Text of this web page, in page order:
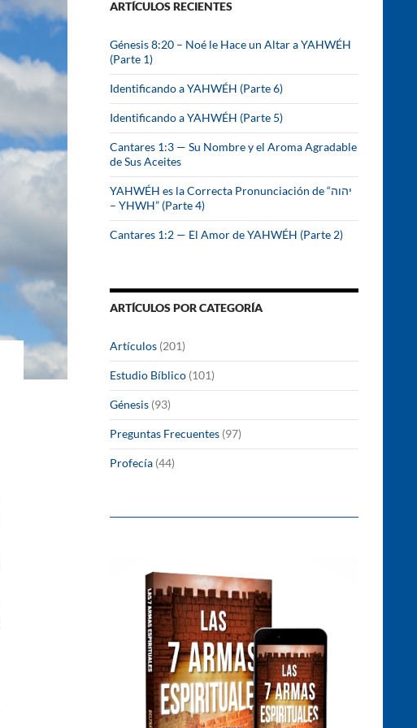
r
ARTÍCULOS RECIENTES
Génesis 8:20 – Noé le Hace un Altar a YAHWÉH
(Parte 1)
Identificando a YAHWÉH (Parte 6)
Identificando a YAHWÉH (Parte 5)
Cantares 1:3 — Su Nombre y el Aroma Agradable
de Sus Aceites
YAHWÉH es la Correcta Pronunciación de “יהוה
– YHWH” (Parte 4)
Cantares 1:2 — El Amor de YAHWÉH (Parte 2)
ARTÍCULOS POR CATEGORÍA
Artículos (201)
Estudio Bíblico (101)
Génesis (93)
Preguntas Frecuentes (97)
Profecía (44)